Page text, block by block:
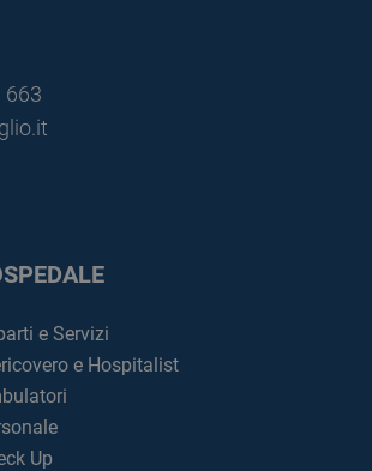
663
e Servizi
e Hospitalist
Up